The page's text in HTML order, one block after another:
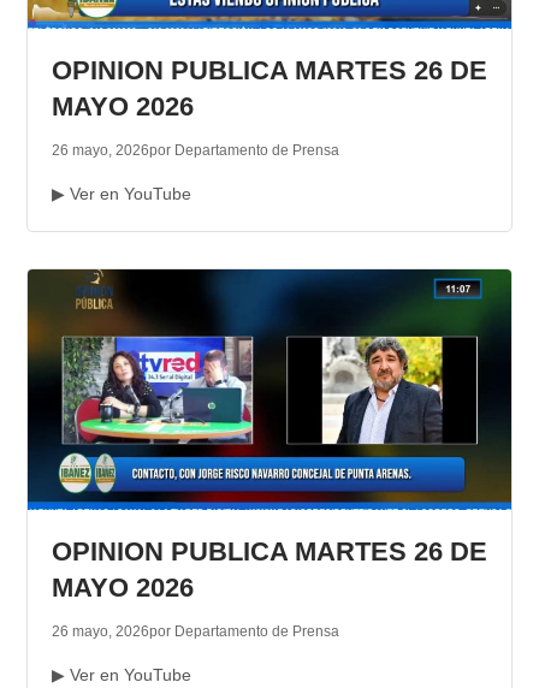
OPINION PUBLICA MARTES 26 DE
MAYO 2026
26 mayo, 2026por Departamento de Prensa
▶ Ver en YouTube
OPINION PUBLICA MARTES 26 DE
MAYO 2026
26 mayo, 2026por Departamento de Prensa
▶ Ver en YouTube